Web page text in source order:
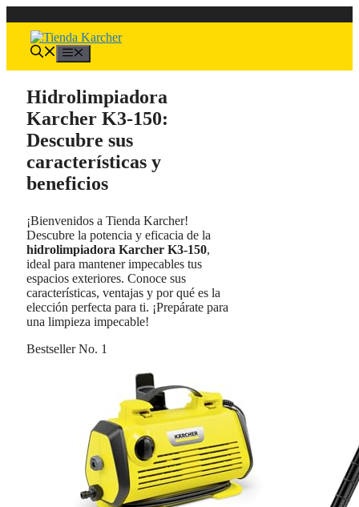
al
contenido
Hidrolimpiadora
Karcher K3-150:
Descubre sus
características y
beneficios
¡Bienvenidos a Tienda Karcher!
Descubre la potencia y eficacia de la
hidrolimpiadora Karcher K3-150,
ideal para mantener impecables tus
espacios exteriores. Conoce sus
características, ventajas y por qué es la
elección perfecta para ti. ¡Prepárate para
una limpieza impecable!
Bestseller No. 1